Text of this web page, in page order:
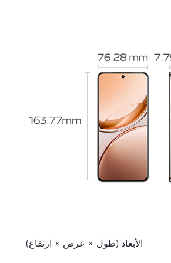
الأبعاد (طول × عرض × ارتفاع)